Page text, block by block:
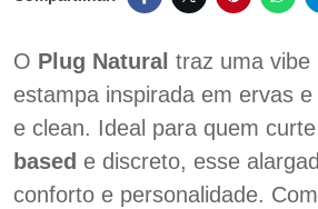
O Plug Natural traz uma vibe
estampa inspirada em ervas
e clean. Ideal para quem
based e discreto, esse
conforto e personalidade. Com